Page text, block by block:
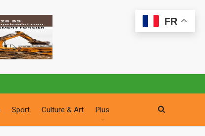
Sport Culture & Art Plus
FR